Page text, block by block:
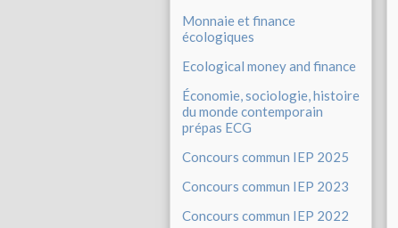
Monnaie et finance
écologiques
Ecological money and finance
Économie, sociologie, histoire
du monde contemporain
prépas ECG
Concours commun IEP 2025
Concours commun IEP 2023
Concours commun IEP 2022